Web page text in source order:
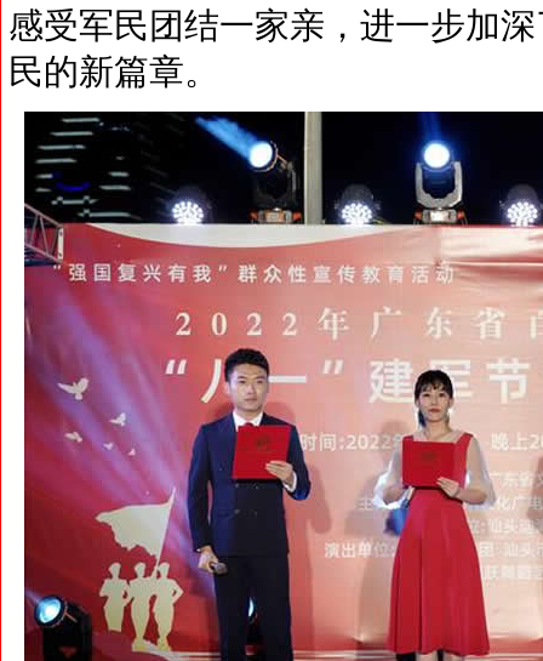
感受军民团结一家亲，进一步加
民的新篇章。